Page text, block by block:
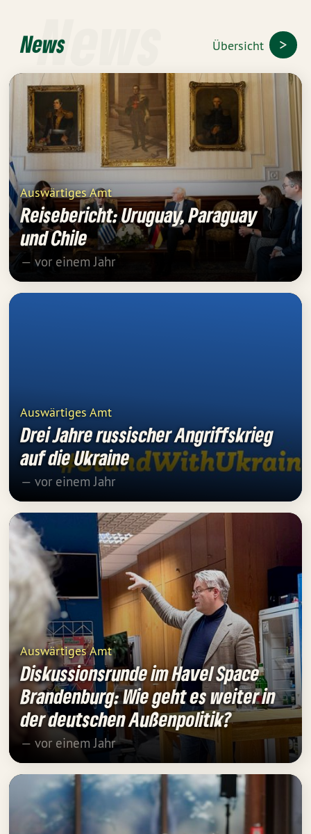
News
News Übersicht
Auswärtiges Amt
Reisebericht: Uruguay, Paraguay
und Chile
— vor einem Jahr
Auswärtiges Amt
Drei Jahre russischer Angriffskrieg
auf die Ukraine
— vor einem Jahr
Auswärtiges Amt
Diskussionsrunde im Havel Space
Brandenburg: Wie geht es weiter in
der deutschen Außenpolitik?
— vor einem Jahr